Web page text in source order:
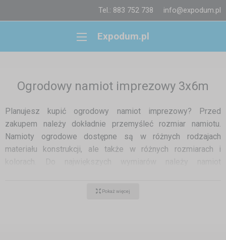
Tel.: 883 752 738 info@expodum.pl
Expodum.pl
Ogrodowy namiot imprezowy 3x6m
Planujesz kupić ogrodowy namiot imprezowy? Przed
zakupem należy dokładnie przemyśleć rozmiar namiotu.
Namioty ogrodowe dostępne są w różnych rodzajach
materiału konstrukcji, ale także w różnych rozmiarach i
organizować biesiadę ogrodową, grilla, a nawet zakryć cały
Pokaż więcej